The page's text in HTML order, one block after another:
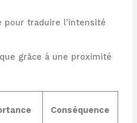
pour traduire l’intensité
grâce à une proximité
Conséquence